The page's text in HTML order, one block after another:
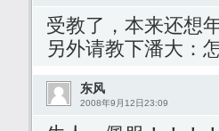
受教了，本来还想
另外请教下潘大：
东风
2008年9月12日23:09